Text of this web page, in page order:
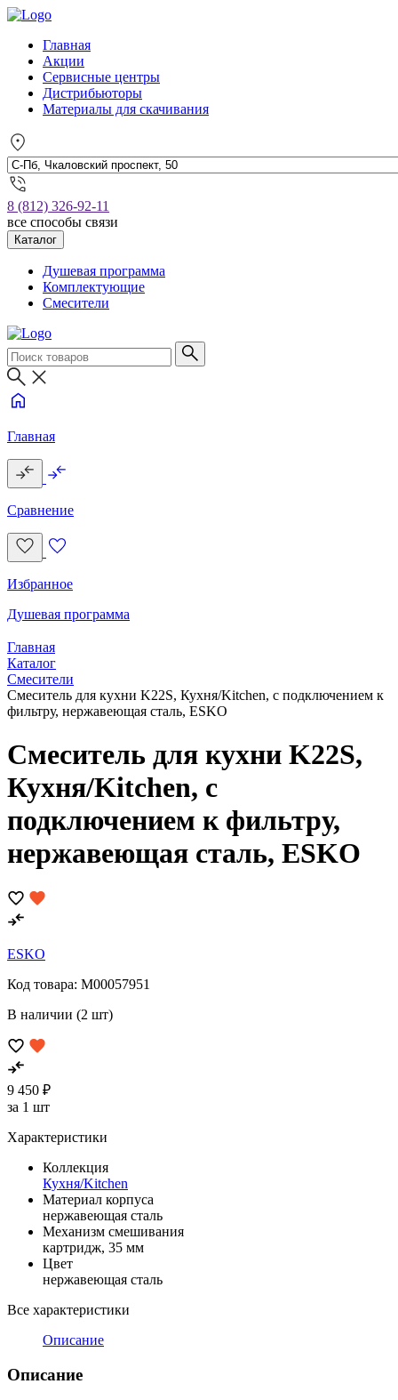
Главная
Акции
Сервисные центры
Дистрибьюторы
Материалы для скачивания
8 (812) 326-92-11
все способы связи
Каталог
Душевая программа
Комплектующие
Смесители
Главная
Сравнение
Избранное
Душевая программа
Главная
Каталог
Смесители
Смеситель для кухни K22S, Кухня/Kitchen, с подключением к
фильтру, нержавеющая сталь, ESKO
Смеситель для кухни K22S,
Кухня/Kitchen, с
подключением к фильтру,
нержавеющая сталь, ESKO
ESKO
Код товара: M00057951
В наличии (2 шт)
9 450 ₽
за 1 шт
Характеристики
Коллекция
Кухня/Kitchen
Материал корпуса
нержавеющая сталь
Механизм смешивания
картридж, 35 мм
Цвет
нержавеющая сталь
Все характеристики
Описание
Описание